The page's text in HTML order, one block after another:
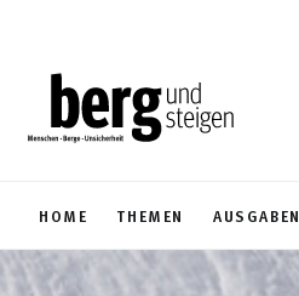
HOME THEMEN AUSGABEN